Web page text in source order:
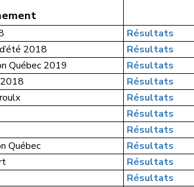
Résultats
2018
Résultats
Québec 2019
Résultats
Résultats
Résultats
Résultats
Résultats
Québec
Résultats
Résultats
Résultats